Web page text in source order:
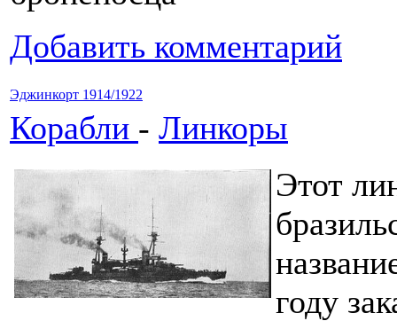
Добавить комментарий
Эджинкорт 1914/1922
Корабли - Линкоры
Этот
году